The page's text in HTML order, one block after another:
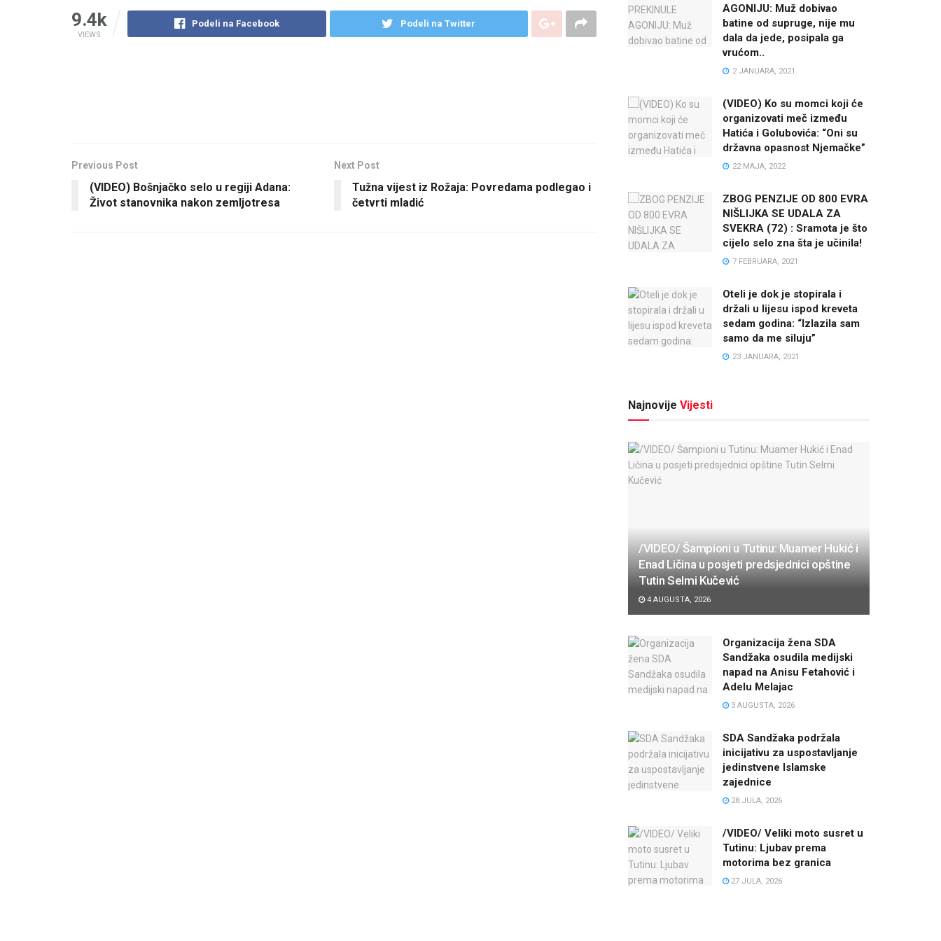
9.4k
VIEWS
Podeli na Facebook Podeli na Twitter
Previous Post
(VIDEO) Bošnjačko selo u regiji Adana:
Život stanovnika nakon zemljotresa
Next Post
Tužna vijest iz Rožaja: Povredama podlegao i
četvrti mladić
AGONIJU: Muž dobivao
batine od supruge, nije mu
dala da jede, posipala ga
vrućom..
2 JANUARA, 2021
(VIDEO) Ko su momci koji će
organizovati meč između
Hatića i Golubovića: “Oni su
državna opasnost Njemačke”
22 MAJA, 2022
ZBOG PENZIJE OD 800 EVRA
NIŠLIJKA SE UDALA ZA
SVEKRA (72) : Sramota je što
cijelo selo zna šta je učinila!
7 FEBRUARA, 2021
Oteli je dok je stopirala i
držali u lijesu ispod kreveta
sedam godina: “Izlazila sam
samo da me siluju”
23 JANUARA, 2021
Najnovije Vijesti
/VIDEO/ Šampioni u Tutinu: Muamer Hukić i
Enad Ličina u posjeti predsjednici opštine
Tutin Selmi Kučević
4 AUGUSTA, 2026
Organizacija žena SDA
Sandžaka osudila medijski
napad na Anisu Fetahović i
Adelu Melajac
3 AUGUSTA, 2026
SDA Sandžaka podržala
inicijativu za uspostavljanje
jedinstvene Islamske
zajednice
28 JULA, 2026
/VIDEO/ Veliki moto susret u
Tutinu: Ljubav prema
motorima bez granica
27 JULA, 2026